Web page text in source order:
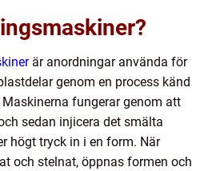
är anordningar använda för
genom en process känd
fungerar genom att
sedan injicera det smälta
högt tryck in i en form. När
och stelnat, öppnas formen och